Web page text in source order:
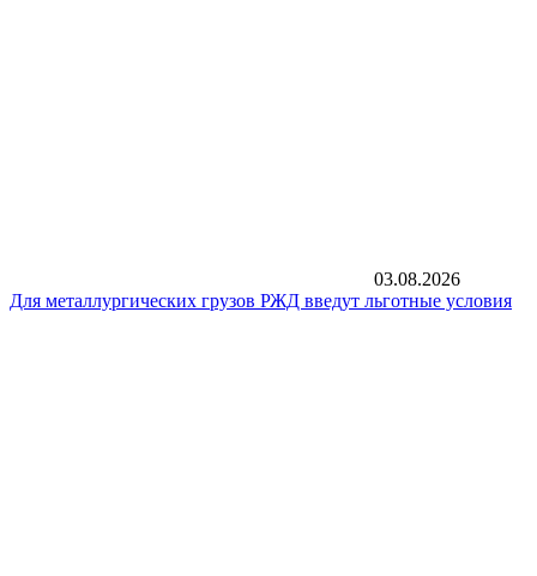
03.08.2026
Для металлургических грузов РЖД введут льготные условия